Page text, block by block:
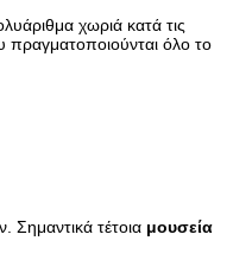
χωριά κατά τις
πραγματοποιούνται όλο το
Σημαντικά τέτοια μουσεία